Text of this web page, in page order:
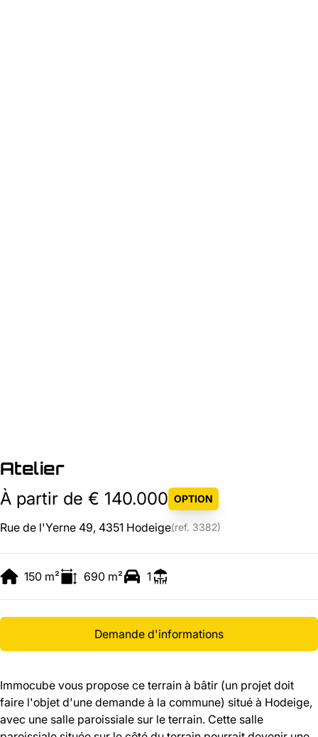
Atelier
À partir de € 140.000 OPTION
Rue de l'Yerne 49, 4351 Hodeige(ref. 3382)
150 m² 690 m² 1
Demande d'informations
Immocube vous propose ce terrain à bâtir (un projet doit
faire l'objet d'une demande à la commune) situé à Hodeige,
avec une salle paroissiale sur le terrain. Cette salle